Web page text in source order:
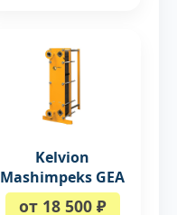
Kelvion
Mashimpeks GEA
от 18 500 ₽